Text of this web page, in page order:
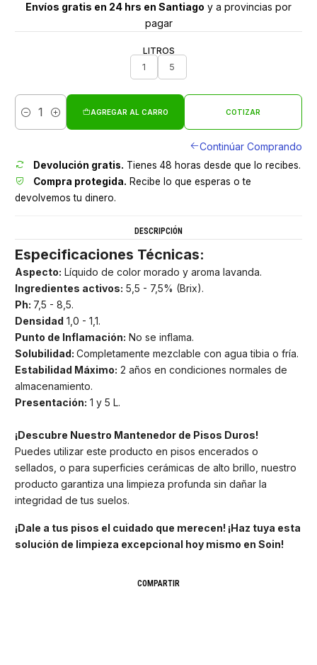
Envíos gratis en 24 hrs en Santiago y a provincias por
pagar
LITROS
1
5
Cantidad
AGREGAR AL CARRO COTIZAR
Continúar Comprando
Devolución gratis. Tienes 48 horas desde que lo recibes.
Compra protegida. Recibe lo que esperas o te
devolvemos tu dinero.
DESCRIPCIÓN
Especificaciones Técnicas:
Aspecto: Líquido de color morado y aroma lavanda.
Ingredientes activos: 5,5 - 7,5% (Brix).
Ph: 7,5 - 8,5.
Densidad 1,0 - 1,1.
Punto de Inflamación: No se inflama.
Solubilidad: Completamente mezclable con agua tibia o fría.
Estabilidad Máximo: 2 años en condiciones normales de
almacenamiento.
Presentación: 1 y 5 L.
¡Descubre Nuestro Mantenedor de Pisos Duros!
Puedes utilizar este producto en pisos encerados o
sellados, o para superficies cerámicas de alto brillo, nuestro
producto garantiza una limpieza profunda sin dañar la
integridad de tus suelos.
¡Dale a tus pisos el cuidado que merecen! ¡Haz tuya esta
solución de limpieza excepcional hoy mismo en Soin!
COMPARTIR